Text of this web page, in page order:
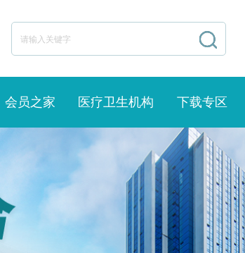
会员之家 医疗卫生机构 下载专区